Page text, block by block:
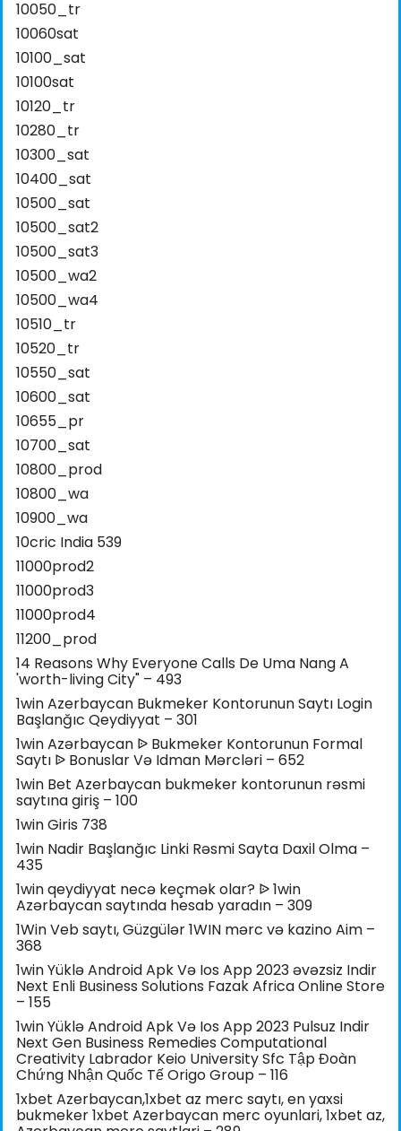
10050_tr
10060sat
10100_sat
10100sat
10120_tr
10280_tr
10300_sat
10400_sat
10500_sat
10500_sat2
10500_sat3
10500_wa2
10500_wa4
10510_tr
10520_tr
10550_sat
10600_sat
10655_pr
10700_sat
10800_prod
10800_wa
10900_wa
10cric India 539
11000prod2
11000prod3
11000prod4
11200_prod
14 Reasons Why Everyone Calls De Uma Nang A
'worth-living City" – 493
1win Azerbaycan Bukmeker Kontorunun Saytı Login
Başlanğıc Qeydiyyat – 301
1win Azərbaycan ᐉ Bukmeker Kontorunun Formal
Saytı ᐉ Bonuslar Və Idman Mərcləri – 652
1win Bet Azerbaycan bukmeker kontorunun rəsmi
saytına giriş – 100
1win Giris 738
1win Nadir Başlanğıc Linki Rəsmi Sayta Daxil Olma –
435
1win qeydiyyat necə keçmək olar? ᐉ 1win
Azərbaycan saytında hesab yaradın – 309
1Win Veb saytı, Güzgülər 1WIN mərc və kazino Aim –
368
1win Yüklə Android Apk Və Ios App 2023 əvəzsiz Indir
Next Enli Business Solutions Fazak Africa Online Store
– 155
1win Yüklə Android Apk Və Ios App 2023 Pulsuz Indir
Next Gen Business Remedies Computational
Creativity Labrador Keio University Sfc Tập Đoàn
Chứng Nhận Quốc Tế Origo Group – 116
1xbet Azerbaycan,1xbet az merc saytı, en yaxsi
bukmeker 1xbet Azerbaycan merc oyunlari, 1xbet az,